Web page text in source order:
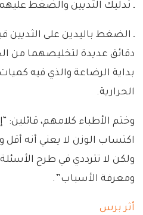
ـ تدليك الثديين والضغط
ـ الضغط باليدين على الثديين
دقائق عديدة لتخليصهما من
بداية الرضاعة والذي فيه
الحرارية.
وختم الأطباء كلامهم،
اكتساب الوزن لا يعني أنه أقل
ولكن لا تترددي في طرح
ومعرفة الأسباب”.
أثر برس